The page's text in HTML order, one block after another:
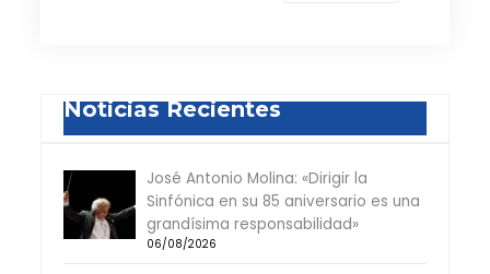
Noticias Recientes
José Antonio Molina: «Dirigir la
Sinfónica en su 85 aniversario es una
grandísima responsabilidad»
06/08/2026